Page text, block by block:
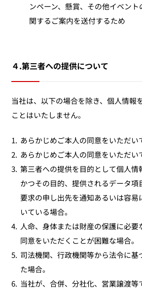
ンペーン、懸賞、その他イベン
関するご案内を送付するため
４.第三者への提供について
当社は、以下の場合を除き、個人情報
ことはいたしません。
1. あらかじめご本人の同意をいただい
2. あらかじめご本人の同意をいただい
3. 第三者への提供を目的として個人情
かつその目的、提供されるデータ項
要求の申し出先を通知あるいは容易
いている場合。
4. 人命、身体または財産の保護に必要
同意をいただくことが困難な場合。
5. 司法機関、行政機関等から法令に基
た場合。
6. 当社が、合併、分社化、営業譲渡等